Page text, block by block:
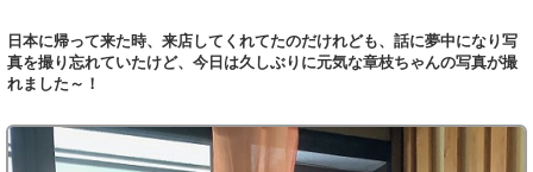
日本に帰って来た時、来店してくれてたのだけれども、話に夢中になり写
真を撮り忘れていたけど、今日は久しぶりに元気な章枝ちゃんの写真が撮
れました～！